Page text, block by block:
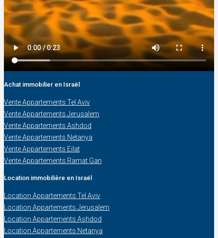
Achat immobilier en Israël
Vente Appartements Tel Aviv
Vente Appartements Jerusalem
Vente Appartements Ashdod
Vente Appartements Netanya
Vente Appartements Eilat
Vente Appartements Ramat Gan
Location immobilière en Israël
Location Appartements Tel Aviv
Location Appartements Jerusalem
Location Appartements Ashdod
Location Appartements Netanya